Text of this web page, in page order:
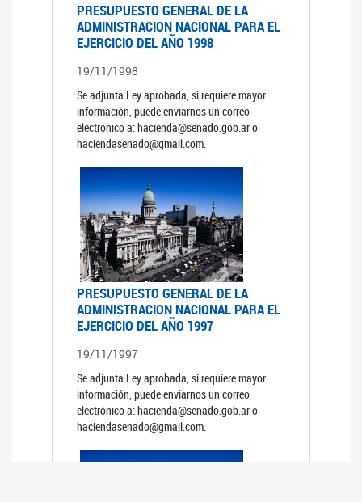
PRESUPUESTO GENERAL DE LA
ADMINISTRACION NACIONAL PARA EL
EJERCICIO DEL AÑO 1998
19/11/1998
Se adjunta Ley aprobada, si requiere mayor
información, puede enviarnos un correo
electrónico a: hacienda@senado.gob.ar o
haciendasenado@gmail.com.
PRESUPUESTO GENERAL DE LA
ADMINISTRACION NACIONAL PARA EL
EJERCICIO DEL AÑO 1997
19/11/1997
Se adjunta Ley aprobada, si requiere mayor
información, puede enviarnos un correo
electrónico a: hacienda@senado.gob.ar o
haciendasenado@gmail.com.